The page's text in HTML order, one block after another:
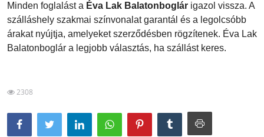
Szállások a Balatonon
Horvátország
Szállások Hajdúszoboszlón
Minden foglalást a Éva Lak Balatonboglár igazol vissza. A
szálláshely szakmai színvonalat garantál és a legolcsóbb
árakat nyújtja, amelyeket szerződésben rögzítenek. Éva Lak
Balatonboglár a legjobb választás, ha szállást keres.
2308